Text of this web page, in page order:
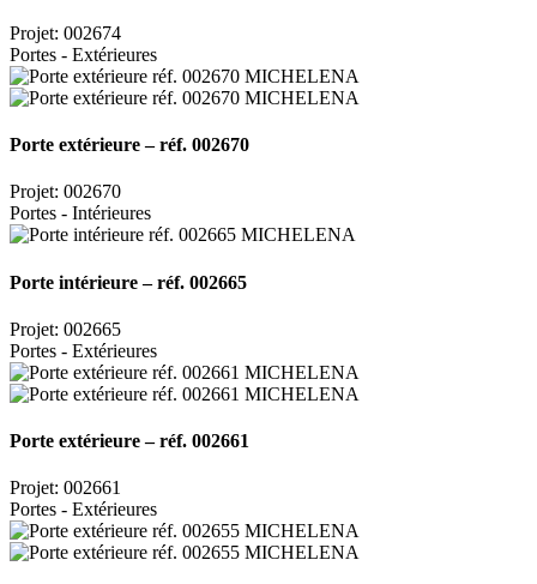
Projet: 002674
Portes - Extérieures
Porte extérieure – réf. 002670
Projet: 002670
Portes - Intérieures
Porte intérieure – réf. 002665
Projet: 002665
Portes - Extérieures
Porte extérieure – réf. 002661
Projet: 002661
Portes - Extérieures